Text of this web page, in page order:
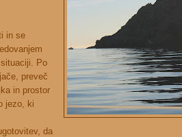
in se
Po
preveč
in prostor
jezo, ki
da